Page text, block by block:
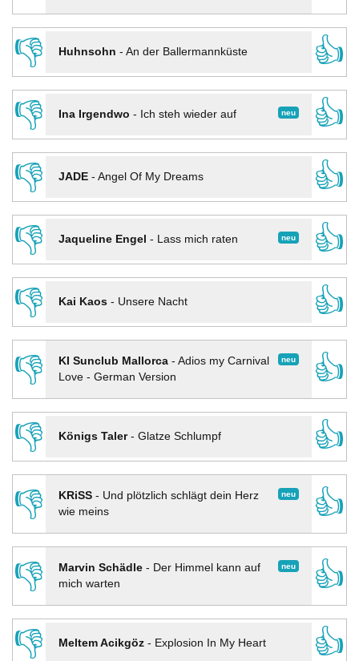
👎
Huhnsohn - An der Ballermannküste
👍
👎
neu
Ina Irgendwo - Ich steh wieder auf
👍
👎
JADE- Angel Of My Dreams
👍
👎
neu
Jaqueline Engel - Lass mich raten
👍
👎
Kai Kaos- Unsere Nacht
👍
👎
neu
KI Sunclub Mallorca- Adios my Carnival
Love - German Version
👍
👎
Königs Taler- Glatze Schlumpf
👍
👎
neu
KRiSS- Und plötzlich schlägt dein Herz
wie meins
👍
👎 neu
Marvin Schädle- Der Himmel kann auf
mich warten
👍
👎
Meltem Acikgöz- Explosion In My Heart
👍